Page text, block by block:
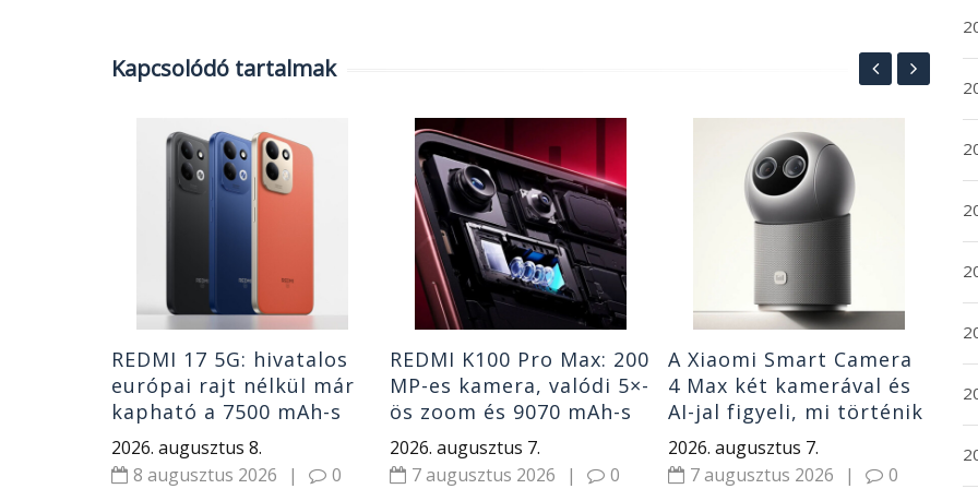
Kapcsolódó tartalmak
REDMI 17 5G: hivatalos
európai rajt nélkül már
kapható a 7500 mAh-s
telefon és drága
2026. augusztus 8.
8 augusztus 2026
| 0
REDMI K100 Pro Max: 200
MP-es kamera, valódi 5×-
ös zoom és 9070 mAh-s
akkumulátor
2026. augusztus 7.
7 augusztus 2026
| 0
A Xiaomi Smart Camera
4 Max két kamerával és
AI-jal figyeli, mi történik
otthon
2026. augusztus 7.
7 augusztus 2026
| 0